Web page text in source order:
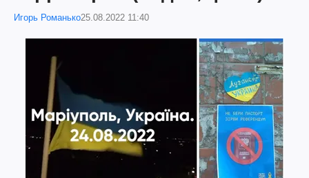
Игорь Романько25.08.2022 11:40